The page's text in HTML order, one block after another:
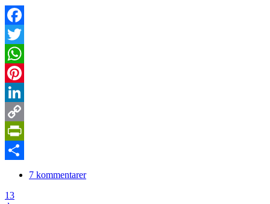
Facebook
Twitter
WhatsApp
Pinterest
LinkedIn
Copy
Link
PrintFriendly
7 kommentarer
13